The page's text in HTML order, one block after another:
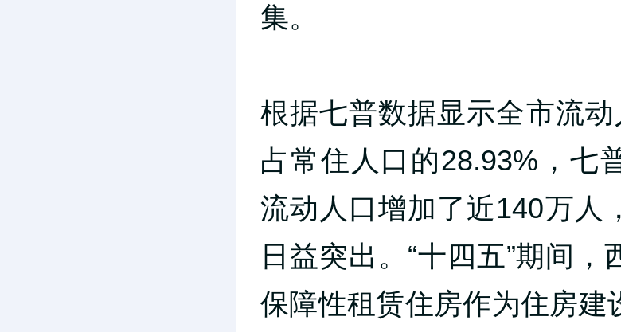
集。
根据七普数据显示全市流动
占常住人口的28.93%，七
流动人口增加了近140万人
日益突出。“十四五”期间，
保障性租赁住房作为住房建